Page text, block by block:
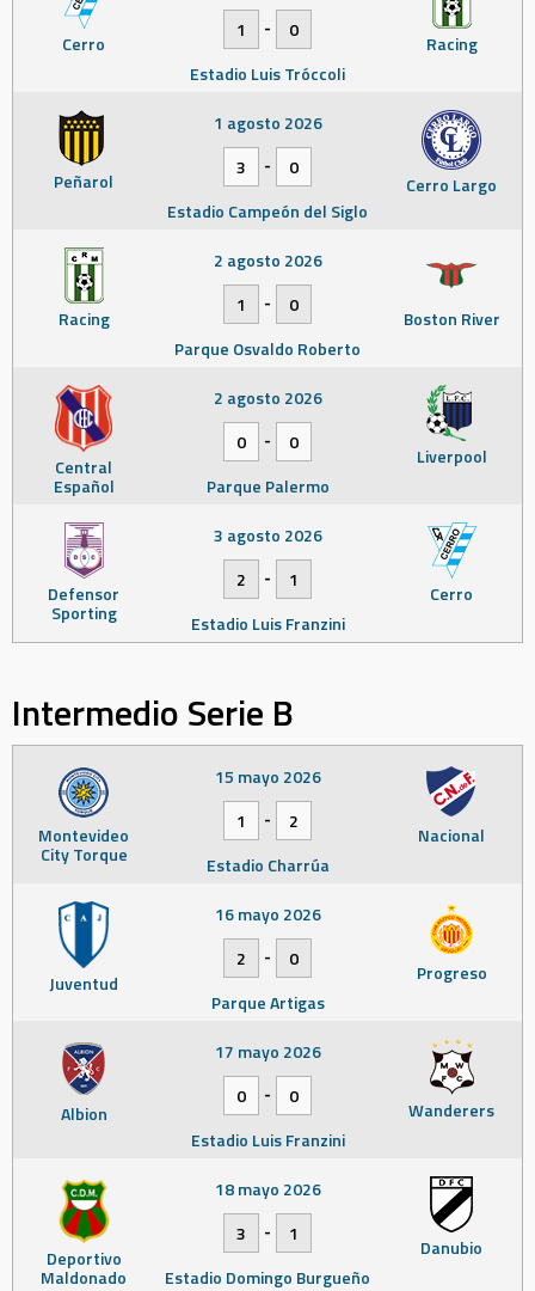
Cerro Racing
1 -
0
Estadio Luis Tróccoli
Peñarol Cerro Largo
1 agosto 2026
3
-
0
Estadio Campeón del Siglo
Racing Boston River
2 agosto 2026
1
-
0
Parque Osvaldo Roberto
Central
Español
Liverpool
2 agosto 2026
0
-
0
Parque Palermo
Defensor
Sporting
Cerro
3 agosto 2026
2
-
1
Estadio Luis Franzini
Intermedio Serie B
Montevideo
City Torque
Nacional
15 mayo 2026
1
-
2
Estadio Charrúa
Juventud Progreso
16 mayo 2026
2
-
0
Parque Artigas
Albion Wanderers
17 mayo 2026
0
-
0
Estadio Luis Franzini
Deportivo
Maldonado
Danubio
18 mayo 2026
3
-
1
Estadio Domingo Burgueño